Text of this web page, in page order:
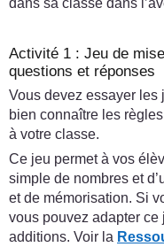
dans sa classe dans
Activité 1 : Jeu de
questions et réponses
Vous devez essayer les
bien connaître les
à votre classe.
Ce jeu permet à vos
simple de nombres et
et de mémorisation. Si
vous pouvez adapter ce
additions. Voir la